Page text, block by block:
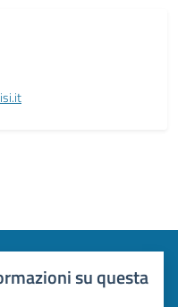
su questa